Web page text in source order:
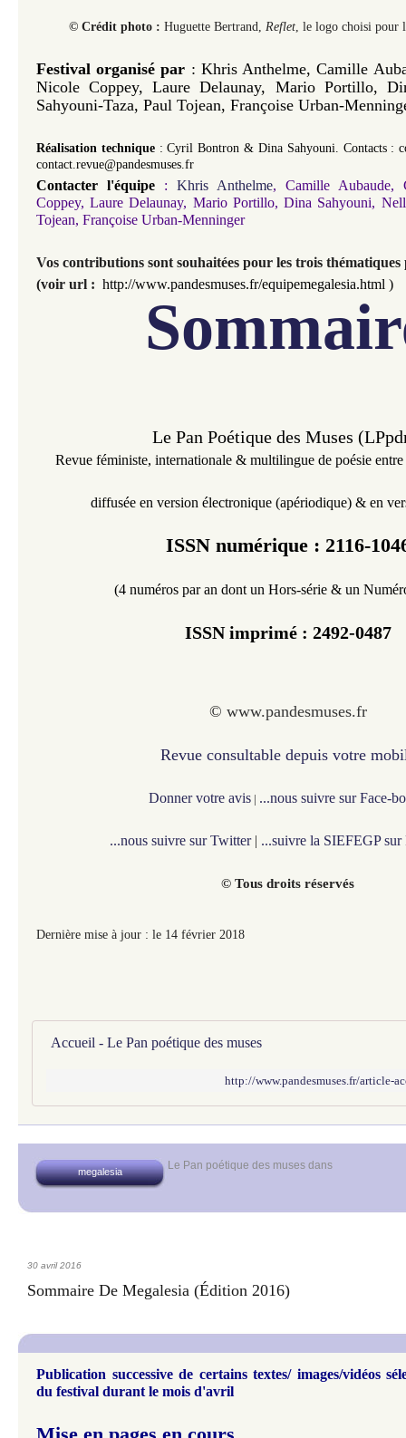
© Crédit photo : Huguette Bertrand, Reflet , le logo choisi pour
Festival organisé par : Khris Anthelme, Camille
Nicole Coppey, Laure Delaunay,
Mario Portillo,
Sahyouni-Taza, Paul Tojean, Françoise Urban-
Réalisation technique :Cyril Bontron & Dina Sahyouni. Contacts :
contact.revue@pandesmuses.fr
Contacter l'équipe : Khris Anthelme, Camille Aubaude,
Coppey,Laure Delaunay, Mario Portillo, Dina Sahyouni,
Tojean, Françoise Urban-Menninger
Vos contributions sont souhaitées pour les trois thématiques
(voir url : http://www.pandesmuses.fr/equipemegalesia.html )
Le Pan Poétique des Muses
Revue féministe, internationale &multilingue de poésie
diffusée en version électronique (apériodique) & en
ISSN numérique : 2116-
(4 numéros par an dont un Hors-série & un
ISSN imprimé : 2492-0487
© www.pandesmuses.fr
Revue consultable depuis votre
Donner votre avis | ...nous suivre sur Face-
...nous suivre sur Twitter | ...suivre la SIEFEGP sur
© Tous droits réservés
Dernière mise à jour : le 14 février 2018
Accueil - Le Pan poétique des muses
http://www.pandesmuses.fr/article-
Le Pan poétique des muses dans
megalesia
30 avril 2016
Sommaire De Megalesia (édition 2016)
Publication successive de certains textes/ images/vidéos
du festival durant le mois d'avril